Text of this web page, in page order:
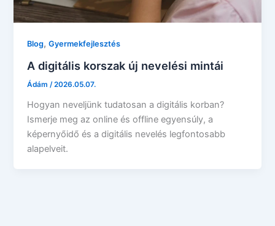
Blog,Gyermekfejlesztés
A digitális korszak új nevelési mintái
Ádám /2026.05.07.
Hogyan neveljünk tudatosan a digitális korban?
Ismerje meg az online és offline egyensúly, a
képernyőidő és a digitális nevelés legfontosabb
alapelveit.